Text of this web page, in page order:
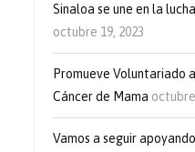
Sinaloa se une en la
octubre 19, 2023
Promueve Voluntariado
Cáncer de Mama octubre
Vamos a seguir